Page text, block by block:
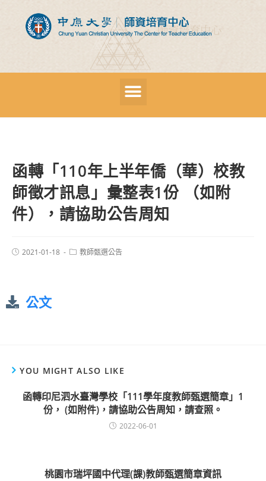
函轉「110年上半年僑（華）校教
師徵才訊息」彙整表1份 （如附
件），請協助公告周知
2021-01-18 教師甄選公告
公文
YOU MIGHT ALSO LIKE
函轉印尼泗水臺灣學校「111學年度教師甄選簡章」1
份， (如附件)，請協助公告周知，請查照。
2022-06-01
桃園市瑞坪國中代理(課)教師甄選簡章資訊